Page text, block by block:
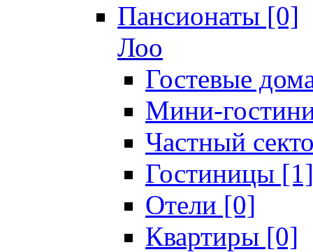
Пансионаты [0]
Лоо
Гостевые
Мини-
Частный
Гостиницы [1]
Отели [0]
Квартиры [0]